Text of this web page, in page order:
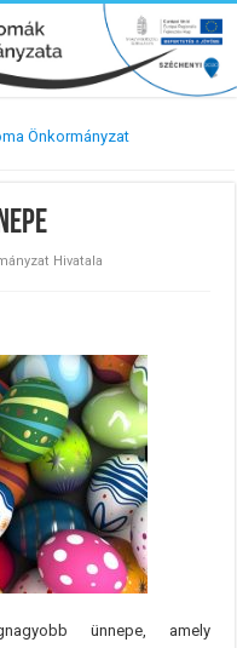
Önkormányzat
Hivatala
ünnepe, amely